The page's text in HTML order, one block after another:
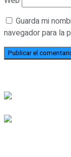
Guarda mi
navegador para la